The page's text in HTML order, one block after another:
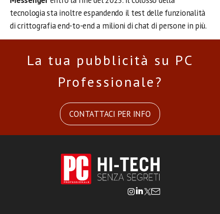
tecnologia sta inoltre espandendo il test delle funzionalità
di crittografia end-to-end a milioni di chat di persone in più.
La tua pubblicità su PC
Professionale?
CONTATTACI PER INFO